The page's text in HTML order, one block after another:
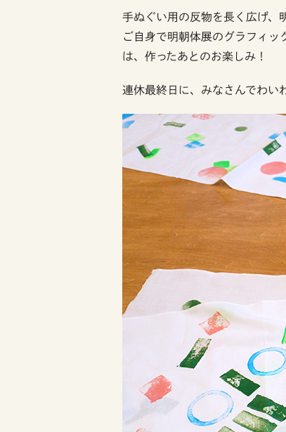
手ぬぐい用の反物を長く広げ、
ご自身で明朝体展のグラフィッ
は、作ったあとのお楽しみ！
連休最終日に、みなさんでわい